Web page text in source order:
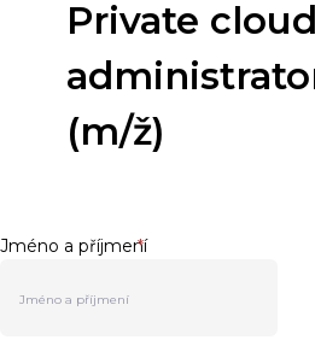
Private cloud
(m/ž)
Jméno a příjmení
*